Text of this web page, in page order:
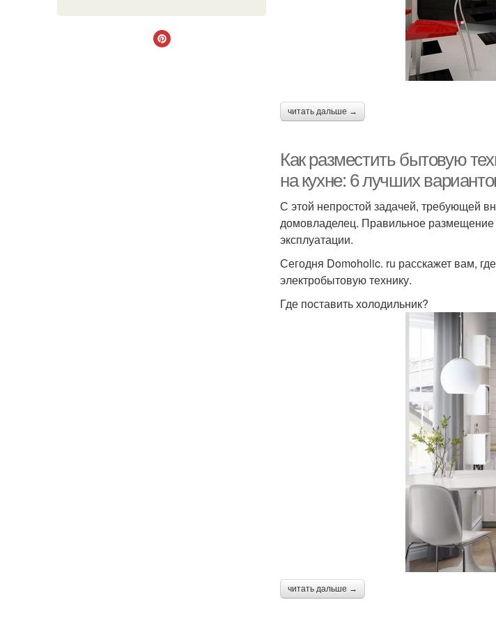
читать дальше →
Как разместить бытовую
на кухне: 6 лучших
С этой непростой задачей, требующей
домовладелец. Правильное размещение
эксплуатации.
Сегодня Domoholic. ru расскажет вам,
электробытовую технику.
Где поставить холодильник?
читать дальше →